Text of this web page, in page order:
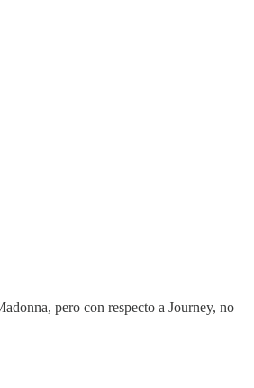
pero con respecto a Journey, no